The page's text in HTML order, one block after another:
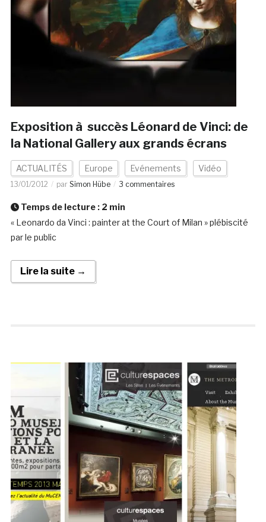
Exposition à succès Léonard de Vinci: de
la National Gallery aux grands écrans
ACTUALITÉS Europe Evénements Vidéo
13/01/2012 par Simon Hübe 3 commentaires
Temps de lecture : 2 min
« Leonardo da Vinci : painter at the Court of Milan » plébiscité
par le public
Lire la suite →